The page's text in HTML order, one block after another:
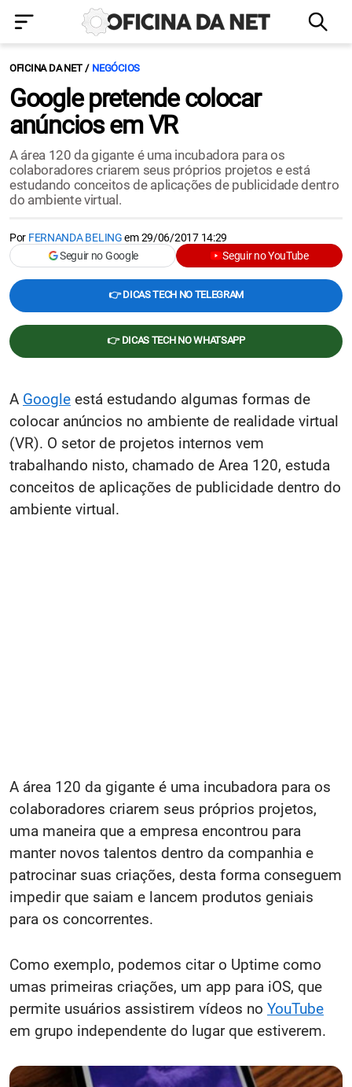
OFICINA DA NET NEGÓCIOS
Google pretende colocar
anúncios em VR
A área 120 da gigante é uma incubadora para os
colaboradores criarem seus próprios projetos e está
estudando conceitos de aplicações de publicidade dentro
do ambiente virtual.
Por FERNANDA BELINGem29/06/2017 14:29
Seguir no Google
Seguir no YouTube
👉 DICAS TECH NO TELEGRAM
👉 DICAS TECH NO WHATSAPP
A Google está estudando algumas formas de
colocar anúncios no ambiente de realidade virtual
(VR). O setor de projetos internos vem
trabalhando nisto, chamado de Area 120, estuda
conceitos de aplicações de publicidade dentro do
ambiente virtual.
A área 120 da gigante é uma incubadora para os
colaboradores criarem seus próprios projetos,
uma maneira que a empresa encontrou para
manter novos talentos dentro da companhia e
patrocinar suas criações, desta forma conseguem
impedir que saiam e lancem produtos geniais
para os concorrentes.
Como exemplo, podemos citar o Uptime como
umas primeiras criações, um app para iOS, que
permite usuários assistirem vídeos no YouTube
em grupo independente do lugar que estiverem.